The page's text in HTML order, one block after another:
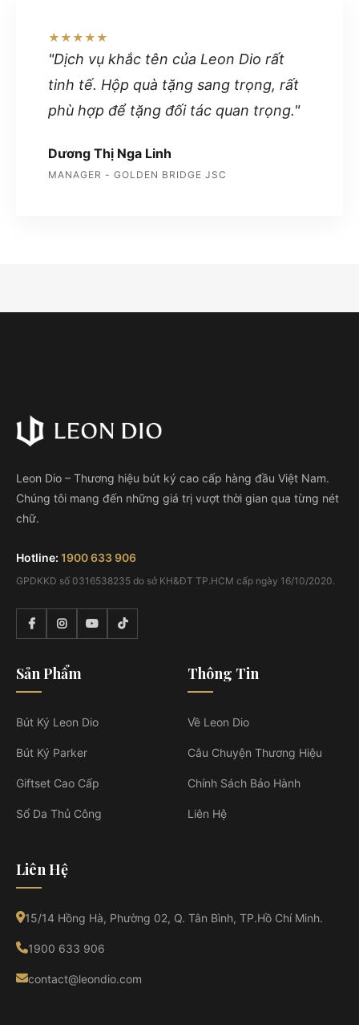
★★★★★
"Dịch vụ khắc tên của Leon Dio rất
tinh tế. Hộp quà tặng sang trọng, rất
phù hợp để tặng đối tác quan trọng."
Dương Thị Nga Linh
MANAGER - GOLDEN BRIDGE JSC
Leon Dio – Thương hiệu bút ký cao cấp hàng đầu Việt Nam.
Chúng tôi mang đến những giá trị vượt thời gian qua từng nét
chữ.
Hotline: 1900 633 906
GPDKKD số 0316538235 do sở KH&ĐT TP.HCM cấp ngày 16/10/2020.
Sản Phẩm
Bút Ký Leon Dio
Bút Ký Parker
Giftset Cao Cấp
Sổ Da Thủ Công
Thông Tin
Về Leon Dio
Câu Chuyện Thương Hiệu
Chính Sách Bảo Hành
Liên Hệ
Liên Hệ
15/14 Hồng Hà, Phường 02, Q. Tân Bình, TP.Hồ Chí Minh.
1900 633 906
contact@leondio.com